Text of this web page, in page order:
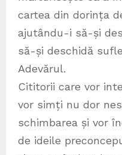
cartea din dorința
ajutându-i să-și
să-și deschidă
Adevărul.
Cititorii care vor
vor simți nu dor
schimbarea și vor
de ideile